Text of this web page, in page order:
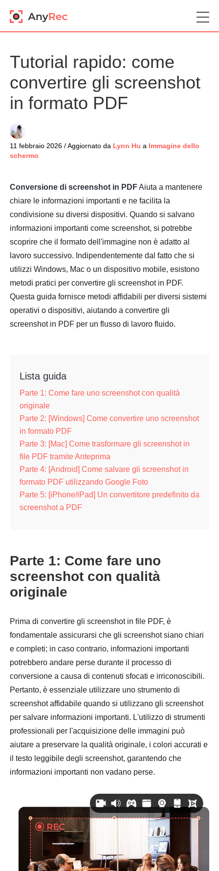
Tutorial rapido: come
convertire gli screenshot
in formato PDF
11 febbraio 2026 / Aggiornato da Lynn Hu a Immagine dello
schermo
Conversione di screenshot in PDFAiuta a mantenere
chiare le informazioni importanti e ne facilita la
condivisione su diversi dispositivi. Quando si salvano
informazioni importanti come screenshot, si potrebbe
scoprire che il formato dell'immagine non è adatto al
lavoro successivo. Indipendentemente dal fatto che si
utilizzi Windows, Mac o un dispositivo mobile, esistono
metodi pratici per convertire gli screenshot in PDF.
Questa guida fornisce metodi affidabili per diversi sistemi
operativi o dispositivi, aiutando a convertire gli
screenshot in PDF per un flusso di lavoro fluido.
Lista guida
Parte 1: Come fare uno screenshot con qualità
originale
Parte 2: [Windows] Come convertire uno screenshot
in formato PDF
Parte 3: [Mac] Come trasformare gli screenshot in
file PDF tramite Anteprima
Parte 4: [Android] Come salvare gli screenshot in
formato PDF utilizzando Google Foto
Parte 5: [iPhone/iPad] Un convertitore predefinito da
screenshot a PDF
Parte 1: Come fare uno
screenshot con qualità
originale
Prima di convertire gli screenshot in file PDF, è
fondamentale assicurarsi che gli screenshot siano chiari
e completi; in caso contrario, informazioni importanti
potrebbero andare perse durante il processo di
conversione a causa di contenuti sfocati e irriconoscibili.
Pertanto, è essenziale utilizzare uno strumento di
screenshot affidabile quando si utilizzano gli screenshot
per salvare informazioni importanti. L'utilizzo di strumenti
professionali per l'acquisizione delle immagini può
aiutare a preservare la qualità originale, i colori accurati e
il testo leggibile degli screenshot, garantendo che
informazioni importanti non vadano perse.